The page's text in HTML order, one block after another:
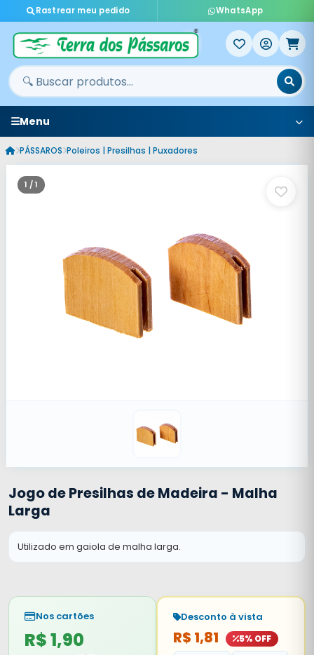
Rastrear meu pedido WhatsApp
Menu
PÁSSAROS Poleiros | Presilhas | Puxadores
1 / 1
Jogo de Presilhas de Madeira - Malha
Larga
Utilizado em gaiola de malha larga.
Nos cartões
R$ 1,90
Desconto à vista
R$ 1,81
5% OFF